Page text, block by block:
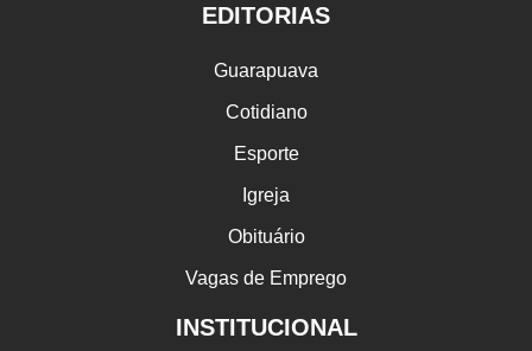
EDITORIAS
Guarapuava
Cotidiano
Esporte
Igreja
Obituário
Vagas de Emprego
INSTITUCIONAL